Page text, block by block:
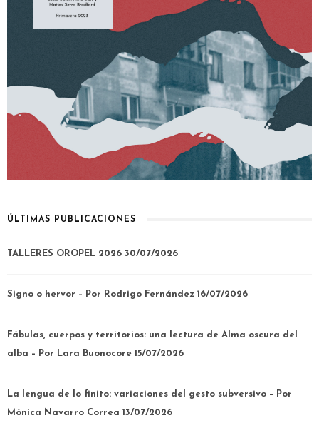
ÚLTIMAS PUBLICACIONES
TALLERES OROPEL 2026 30/07/2026
Signo o hervor – Por Rodrigo Fernández 16/07/2026
Fábulas, cuerpos y territorios: una lectura de Alma oscura del
alba – Por Lara Buonocore 15/07/2026
La lengua de lo finito: variaciones del gesto subversivo – Por
Mónica Navarro Correa 13/07/2026